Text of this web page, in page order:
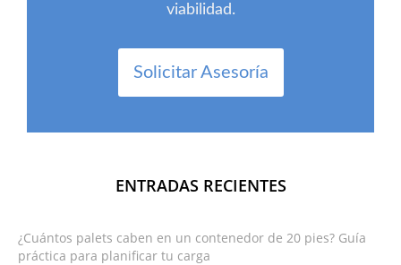
viabilidad.
Solicitar Asesoría
ENTRADAS RECIENTES
¿Cuántos palets caben en un contenedor de 20 pies? Guía
práctica para planificar tu carga